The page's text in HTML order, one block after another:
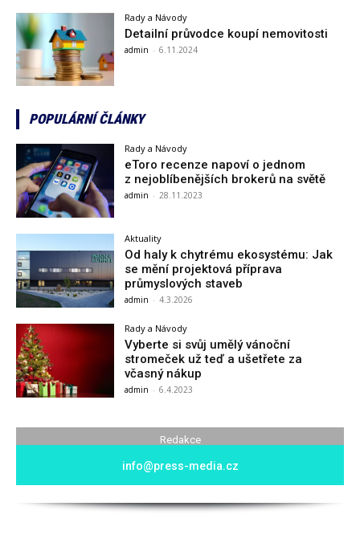
Rady a Návody
Detailní průvodce koupí nemovitosti
admin - 6.11.2024
POPULÁRNÍ ČLÁNKY
Rady a Návody
eToro recenze napoví o jednom
z nejoblíbenějších brokerů na světě
admin - 28.11.2023
Aktuality
Od haly k chytrému ekosystému: Jak
se mění projektová příprava
průmyslových staveb
admin - 4.3.2026
Rady a Návody
Vyberte si svůj umělý vánoční
stromeček už teď a ušetřete za
včasný nákup
admin - 6.4.2023
Redakce
info@press-media.cz